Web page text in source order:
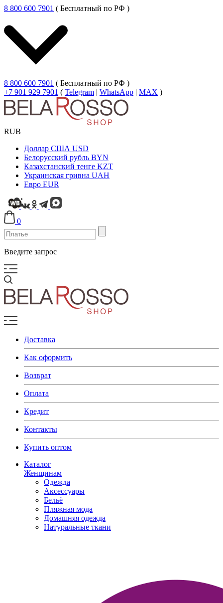
8 800 600 7901 ( Бесплатный по РФ )
8 800 600 7901 ( Бесплатный по РФ )
+7 901 929 7901 ( Telegram | WhatsApp | MAX )
RUB
Доллар США USD
Белорусский рубль BYN
Казахстанский тенге KZT
Украинская гривна UAH
Евро EUR
0
Введите запрос
Доставка
Как оформить
Возврат
Оплата
Кредит
Контакты
Купить оптом
Каталог
Женщинам
Одежда
Аксессуары
Бельё
Пляжная мода
Домашняя одежда
Натуральные ткани